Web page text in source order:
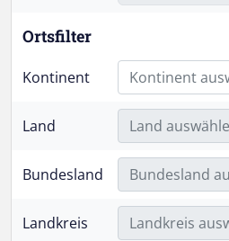
Ortsfilter
Kontinent Kontinent
Land Land
Bundesland Bundesland
Landkreis Landkreis